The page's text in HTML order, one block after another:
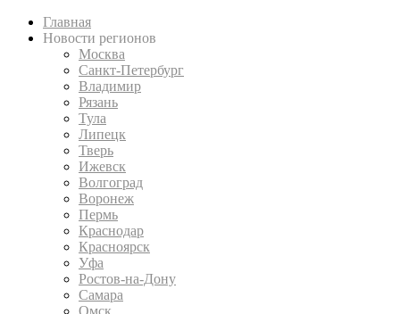
Главная
Новости регионов
Москва
Санкт-Петербург
Владимир
Рязань
Тула
Липецк
Тверь
Ижевск
Волгоград
Воронеж
Пермь
Краснодар
Красноярск
Уфа
Ростов-на-Дону
Самара
Омск